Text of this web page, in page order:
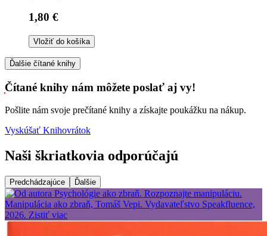
1,80 €
Vložiť do košíka
Ďalšie čítané knihy
Čítané knihy nám môžete poslať aj vy!
Pošlite nám svoje prečítané knihy a získajte poukážku na nákup.
Vyskúšať Knihovrátok
Naši škriatkovia odporúčajú
Predchádzajúce Ďalšie